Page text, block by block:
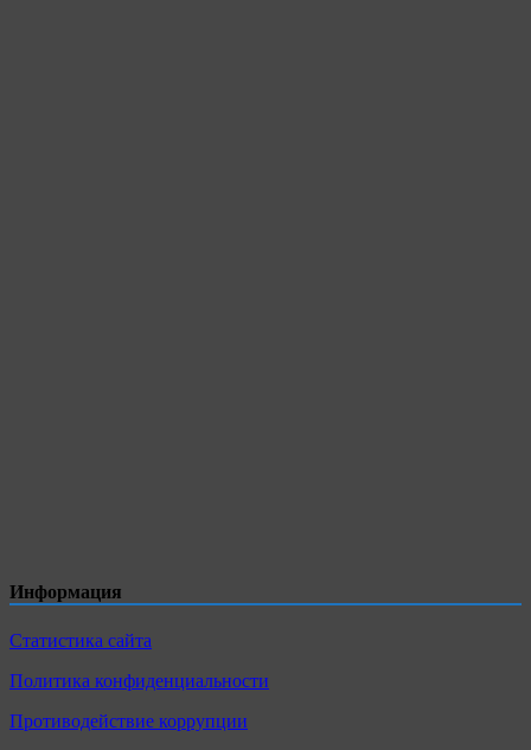
Информация
Статистика сайта
Политика конфиденциальности
Противодействие коррупции